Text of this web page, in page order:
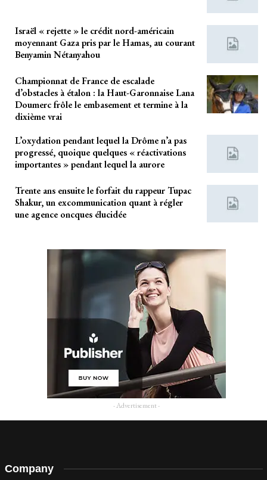
Israël « rejette » le crédit nord-américain
moyennant Gaza pris par le Hamas, au courant
Benyamin Nétanyahou
Championnat de France de escalade
d’obstacles à étalon : la Haut-Garonnaise Lana
Doumerc frôle le embasement et termine à la
dixième vrai
L’oxydation pendant lequel la Drôme n’a pas
progressé, quoique quelques « réactivations
importantes » pendant lequel la aurore
Trente ans ensuite le forfait du rappeur Tupac
Shakur, un excommunication quant à régler
une agence oncques élucidée
- Advertisement -
Company